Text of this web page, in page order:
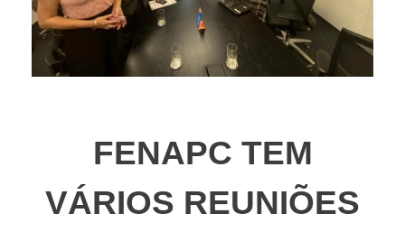
FENAPC TEM
VÁRIOS REUNIÕES